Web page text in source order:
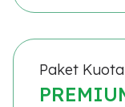
Paket Kuota